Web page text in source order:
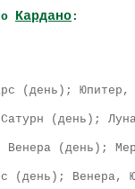
Кардано :
(день);
(день);
Венера (день);
(день); Венера,